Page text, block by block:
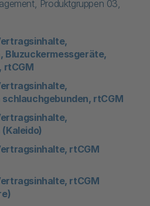
Produktgruppen 03,
Bluzuckermessgeräte,
rtCGM
schlauchgebunden, rtCGM
rtCGM
rtCGM